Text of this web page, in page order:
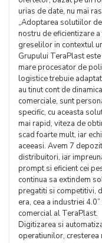
urias de date, nu mai
„Adoptarea solutiilor
nostru de eficientizare
greselilor in contextul
Grupului TeraPlast
mare procesator de
logistice trebuie
au tinut cont de
comerciale, sunt
specific, cu aceasta
mai rapid, viteza de
scad foarte mult, iar
aceeasi. Avem 7
distribuitori, iar
prompt si eficient cei
continua sa extindem
pregatiti si competitivi,
era, cea a industriei
comercial al TeraPlast.
Digitizarea si
operatiunilor,